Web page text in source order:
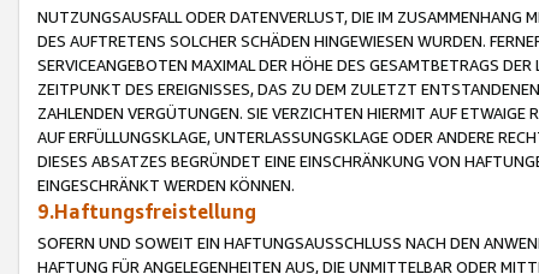
NUTZUNGSAUSFALL ODER DATENVERLUST, DIE IM ZUSAMMENHANG
DES AUFTRETENS SOLCHER SCHÄDEN HINGEWIESEN WURDEN.
SERVICEANGEBOTEN MAXIMAL DER HÖHE DES GESAMTBETRAGS
ZEITPUNKT DES EREIGNISSES, DAS ZU DEM ZULETZT
ZAHLENDEN VERGÜTUNGEN. SIE VERZICHTEN HIERMIT AUF
AUF ERFÜLLUNGSKLAGE, UNTERLASSUNGSKLAGE ODER ANDERE
DIESES ABSATZES BEGRÜNDET EINE EINSCHRÄNKUNG VON
EINGESCHRÄNKT WERDEN KÖNNEN.
9.Haftungsfreistellung
SOFERN UND SOWEIT EIN HAFTUNGSAUSSCHLUSS NACH DEN
HAFTUNG FÜR ANGELEGENHEITEN AUS, DIE UNMITTELBAR ODER